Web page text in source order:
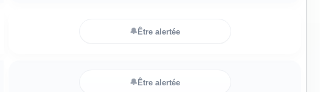
🔔Être alertée
🔔Être alertée